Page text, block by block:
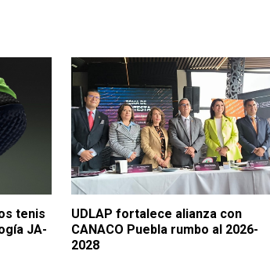
tenis
JA-
UDLAP fortalece alianza con
CANACO Puebla rumbo al 2026-
2028